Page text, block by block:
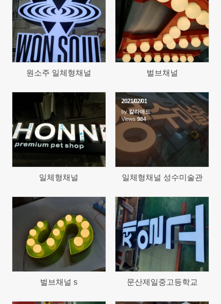
573
원소주 일체형채널 벌브채널
1077
일체형채널
2021/02/01
by 칼라애드
Views 984
일체형채널 성수미술관
869
벌브채널 s
908
문산제일중고등학교